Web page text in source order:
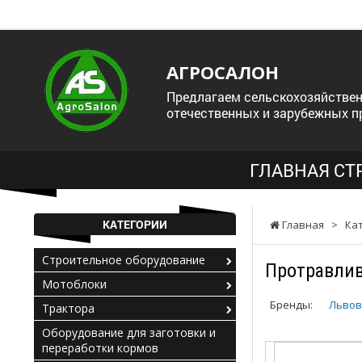
АГРОСАЛОН
Предлагаем
отечественных и зарубежных
ГЛАВНАЯ
Главная >
Бренды:
КАТЕГОРИИ
Строительное оборудование
Мотоблоки
Трактора
Оборудование для заготовки и
переработки кормов